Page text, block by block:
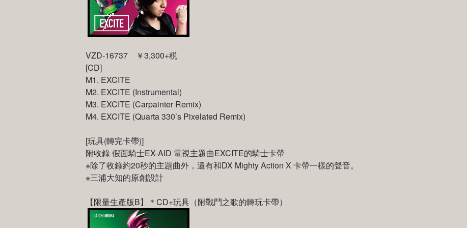
VZD-16737 ￥3,300+税
[CD]
M1. EXCITE
M2. EXCITE (Instrumental)
M3. EXCITE (Carpainter Remix)
M4. EXCITE (Quarta 330’s Pixelated Remix)
[玩具(轉完卡帶)]
附收錄 假面騎士EX-AID 電視主題曲EXCITE的騎士卡帶
※除了收錄約20秒的主題曲外，還有和DX Mighty Action X 卡帶一樣的聲音。
※三浦大知的原創設計
【限量生產版B】＊CD+玩具（附戰鬥之歌的轉玩卡帶）